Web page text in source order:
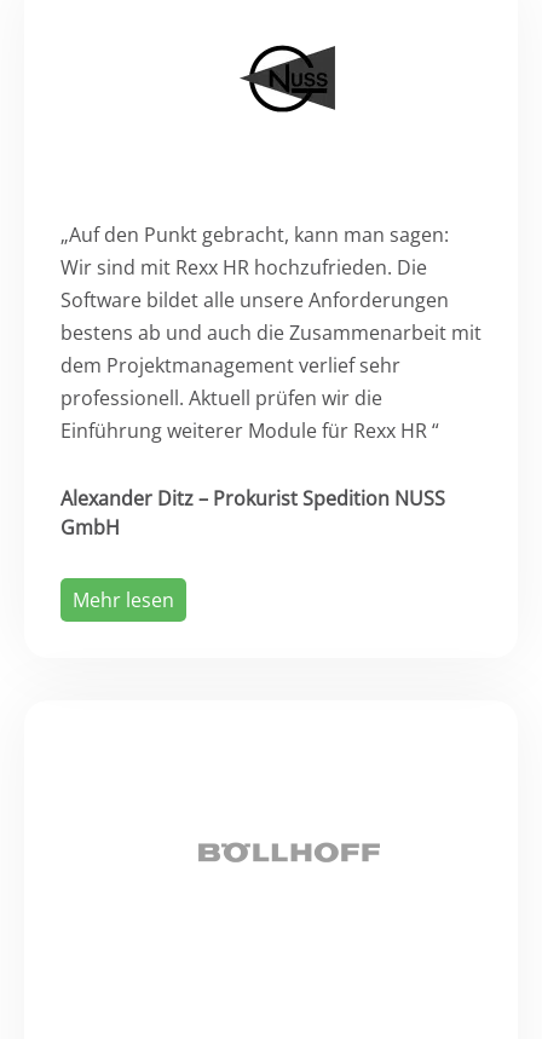
„Auf den Punkt gebracht, kann man sagen:
Wir sind mit Rexx HR hochzufrieden. Die
Software bildet alle unsere Anforderungen
bestens ab und auch die Zusammenarbeit mit
dem Projektmanagement verlief sehr
professionell. Aktuell prüfen wir die
Einführung weiterer Module für Rexx HR “
Alexander Ditz – Prokurist Spedition NUSS
GmbH
Mehr lesen